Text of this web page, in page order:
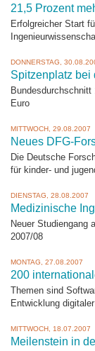
21,5 Prozent
Erfolgreicher Start
DONNERSTAG,
Spitzenplatz bei
Euro
MITTWOCH, 29.08.2007
Neues DFG-
Die Deutsche
für kinder- und
DIENSTAG, 28.08.2007
Medizinische
Neuer Studiengang
2007/08
MONTAG, 27.08.2007
200
Themen sind
Entwicklung
MITTWOCH, 18.07.2007
Meilenstein in